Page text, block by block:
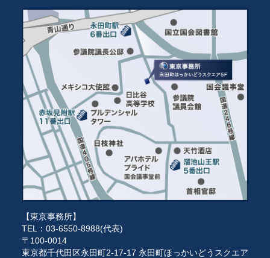
【東京事務所】
TEL：03-6550-8988(代表)
〒100-0014
東京都千代田区永田町2-17-17 永田町ほっかいどうスクエア